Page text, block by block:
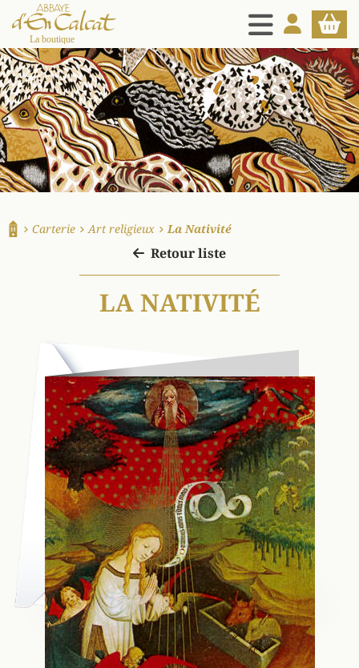
MENU
La boutique d'en Calcat
MON PANIER
Carterie Art religieux La Nativité
Retour liste
LA NATIVITÉ